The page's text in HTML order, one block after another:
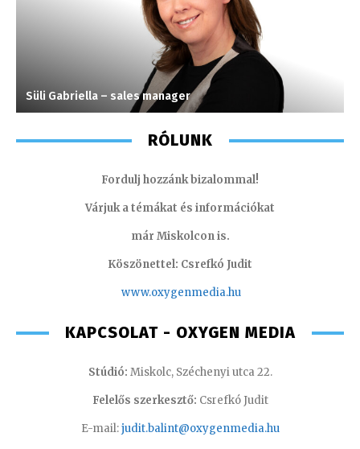
Süli Gabriella – sales manager
RÓLUNK
Fordulj hozzánk bizalommal!
Várjuk a témákat és információkat
már Miskolcon is.
Köszönettel: Csrefkó Judit
www.oxygenmedia.hu
KAPCSOLAT - OXYGEN MEDIA
Stúdió: Miskolc, Széchenyi utca 22.
Felelős szerkesztő: Csrefkó Judit
E-mail:judit.balint@oxygenmedia.hu